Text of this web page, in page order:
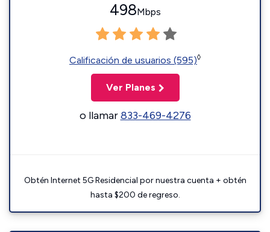
498Mbps
Calificación de usuarios (595)◊
Ver Planes
o llamar833-469-4276
Obtén Internet 5G Residencial por nuestra cuenta + obtén
hasta $200 de regreso.